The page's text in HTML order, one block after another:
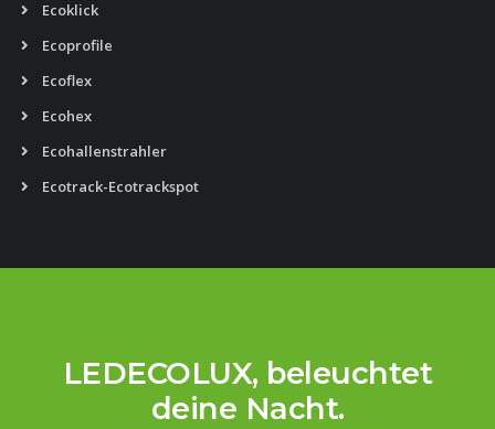
Ecoklick
Ecoprofile
Ecoflex
Ecohex
Ecohallenstrahler
Ecotrack-Ecotrackspot
LEDECOLUX, beleuchtet
deine Nacht.